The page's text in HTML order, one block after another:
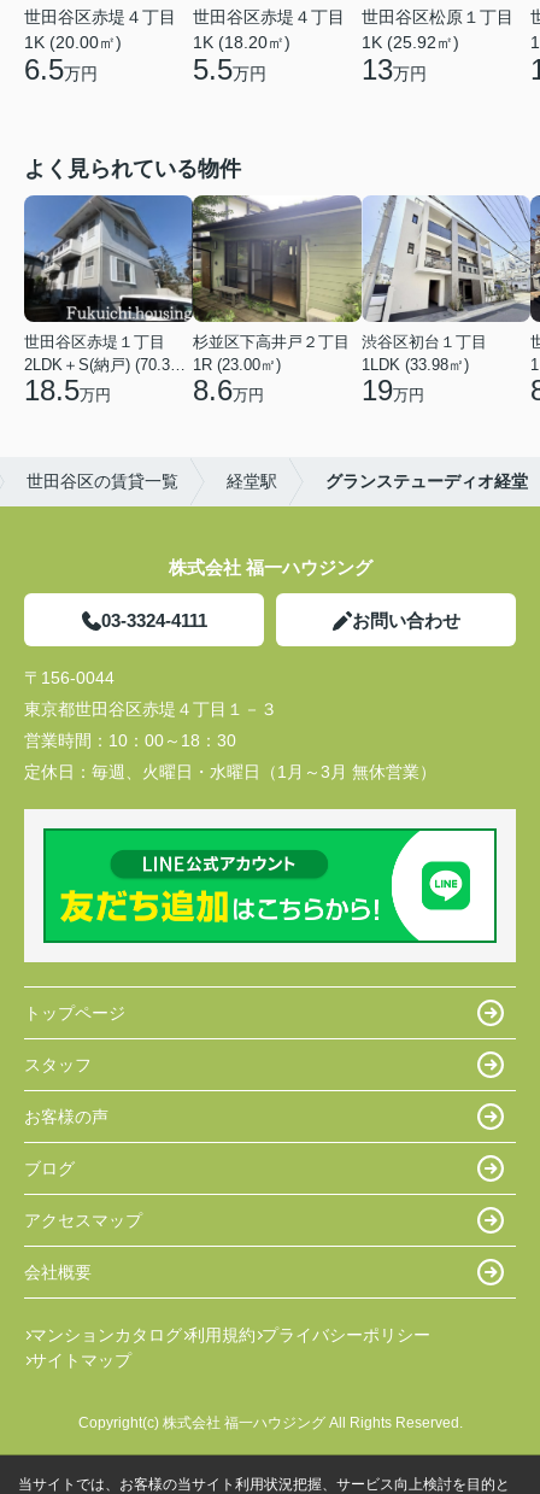
世田谷区赤堤４丁目
1K (20.00㎡)
6.5万円
世田谷区赤堤４丁目
1K (18.20㎡)
5.5万円
世田谷区松原１丁目
1K (25.92㎡)
13万円
よく見られている物件
世田谷区赤堤１丁目
2LDK＋S(納戸) (70.38㎡)
18.5万円
杉並区下高井戸２丁目
1R (23.00㎡)
8.6万円
渋谷区初台１丁目
1LDK (33.98㎡)
19万円
世田谷区の賃貸一覧 経堂駅 グランステューディオ経堂
株式会社 福一ハウジング
03-3324-4111 お問い合わせ
〒156-0044
東京都世田谷区赤堤４丁目１－３
営業時間： 10：00～18：30
定休日： 毎週、火曜日・水曜日（1月～3月 無休営業）
トップページ
スタッフ
お客様の声
ブログ
アクセスマップ
会社概要
マンションカタログ 利用規約 プライバシーポリシー
サイトマップ
Copyright(c) 株式会社 福一ハウジング All Rights Reserved.
当サイトでは、お客様の当サイト利用状況把握、サービス向上検討を目的と